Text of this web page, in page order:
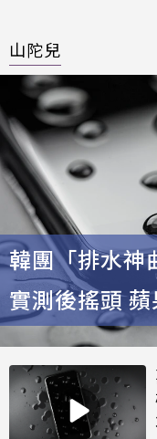
山陀兒
韓團「排水神
實測後搖頭